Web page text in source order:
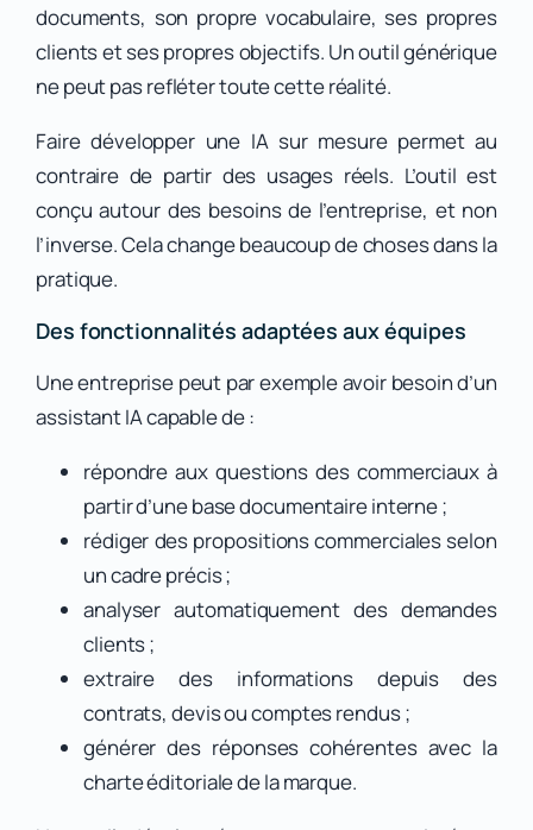
documents, son propre vocabulaire, ses propres
clients et ses propres objectifs. Un outil générique
ne peut pas refléter toute cette réalité.
Faire développer une IA sur mesure permet au
contraire de partir des usages réels. L’outil est
conçu autour des besoins de l’entreprise, et non
l’inverse. Cela change beaucoup de choses dans la
pratique.
Des fonctionnalités adaptées aux équipes
Une entreprise peut par exemple avoir besoin d’un
assistant IA capable de :
répondre aux questions des commerciaux à
partir d’une base documentaire interne ;
rédiger des propositions commerciales selon
un cadre précis ;
analyser automatiquement des demandes
clients ;
extraire des informations depuis des
contrats, devis ou comptes rendus ;
générer des réponses cohérentes avec la
charte éditoriale de la marque.